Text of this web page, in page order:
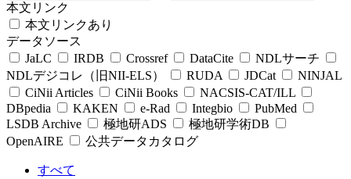
本文リンク
本文リンクあり
データソース
JaLC
IRDB Crossref DataCite
NDLサーチ
NDLデジコレ（旧NII-ELS）
RUDA JDCat
NINJAL
CiNii Articles
CiNii Books
NACSIS-CAT/ILL
DBpedia
KAKEN e-Rad Integbio
PubMed
LSDB Archive
極地研ADS
極地研学術DB
OpenAIRE
公共データカタログ
すべて